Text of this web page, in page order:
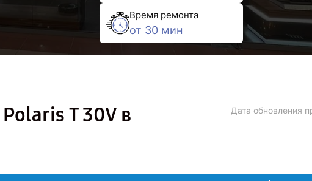
Время ремонта
от 30 мин
T 30V в
Дата обновления